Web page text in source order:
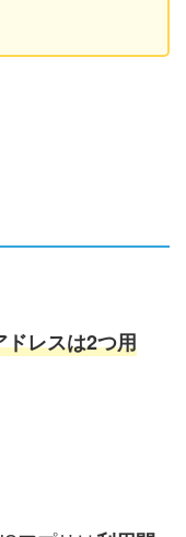
ドレスは2つ用